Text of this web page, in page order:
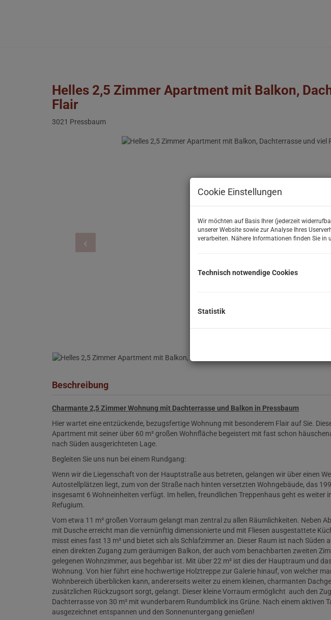
Helles 2,5 Zimmer Apartment mit Balkon,
Flair
3021 Pressbaum
Beschreibung
Charmante 2,5Zimmer Wohnung mit Dachterrasse und Balkon in Pressbaum
Hier wartet eine entzückende, bezugsfertige Wohnung mit besonderem Flair auf Sie.
Apartment mit seiner über 60 m² großen Wohnfläche begeistert mit fast schon
nach Süden ausgerichteten Lage.
Begleiten Sie uns nun bei einem Rundgang:
Wenn wir die Liegenschaft von der Hauptstraße aus betreten, gelangen wir über einen
Autostellplätzen liegt, zum von der Straße nach hinten versetzten Wohngebäude, das
insgesamt 6 Wohneinheiten verfügt. Im hellen, freundlichen Treppenhaus geht es weiter
Refugium.
Vom etwa 11 m² großen Vorraum gelangt man zentral zu allen Räumlichkeiten. Neben
mit Dusche erreicht man die vernünftig dimensionierte und mit Fliesen ausgestattete
misst eines fast 13 m² und bietet sich als Schlafzimmer an. Dieser Raum ist nach Süden
einen direkten Zugang zum geräumigen Balkon, der auch vom benachbarten zweiten
gelegenen Wohnzimmer, aus begehbar ist. Mit über 22 m² ist dies der Hauptraum und
Wohnung. Von hier führt eine hochwertige Holztreppe zur Galerie hinauf, von welcher
Wohnbereich überblicken kann, andererseits weiter zu einem kleinen, charmanten
zusätzlichen Rückzugsort sorgt, gelangt. Dieser kleine Vorraum ermöglicht auch den
Dachterrasse von 30 m² mit wunderbarem Rundumblick ins Grüne. Nach einem aktiven
ausgezeichnet entspannen und den Sonnenuntergang genießen!
Cookie Einstellungen
Wir möchten auf Basis Ihrer (jederzeit
unserer Website sowie zur Analyse Ihres
verarbeiten. Nähere Informationen finden Sie in
Technisch notwendige Cookies
Statistik